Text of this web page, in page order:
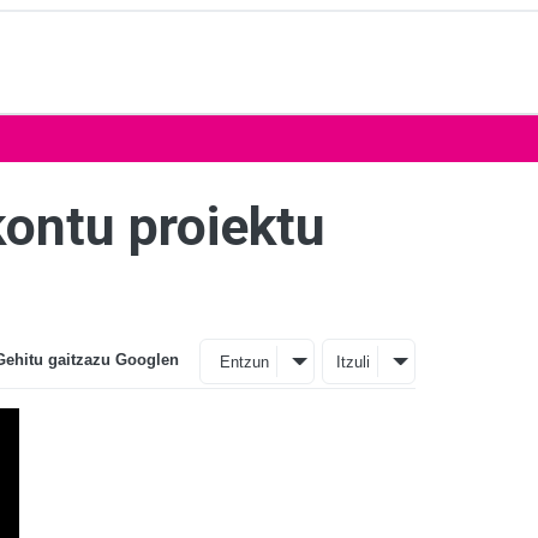
proiektu
gaitzazu Googlen Entzun Itzuli